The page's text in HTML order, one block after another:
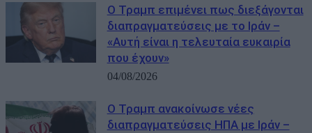
Ο Τραμπ επιμένει πως διεξάγονται
διαπραγματεύσεις με το Ιράν –
«Αυτή είναι η τελευταία ευκαιρία
που έχουν»
04/08/2026
Ο Τραμπ ανακοίνωσε νέες
διαπραγματεύσεις ΗΠΑ με Ιράν –